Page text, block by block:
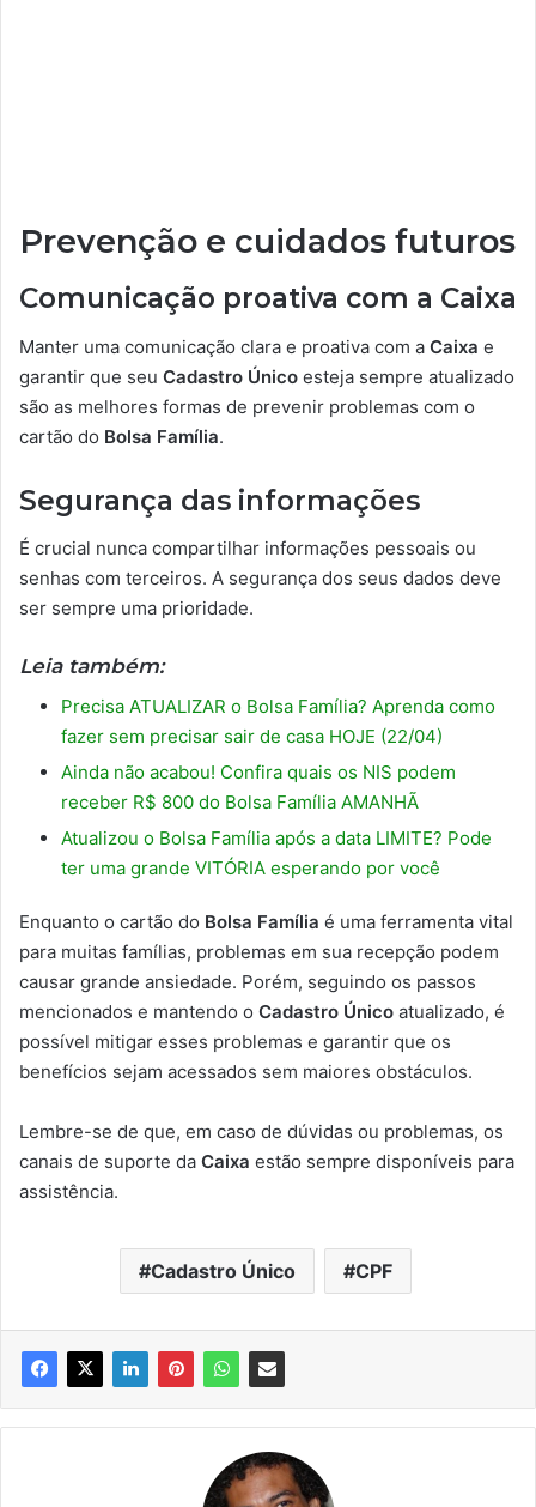
Prevenção e cuidados futuros
Comunicação proativa com a Caixa
Manter uma comunicação clara e proativa com a Caixa e
garantir que seu Cadastro Único esteja sempre atualizado
são as melhores formas de prevenir problemas com o
cartão do Bolsa Família.
Segurança das informações
É crucial nunca compartilhar informações pessoais ou
senhas com terceiros. A segurança dos seus dados deve
ser sempre uma prioridade.
Leia também:
Precisa ATUALIZAR o Bolsa Família? Aprenda como
fazer sem precisar sair de casa HOJE (22/04)
Ainda não acabou! Confira quais os NIS podem
receber R$ 800 do Bolsa Família AMANHÃ
Atualizou o Bolsa Família após a data LIMITE? Pode
ter uma grande VITÓRIA esperando por você
Enquanto o cartão do Bolsa Família é uma ferramenta vital
para muitas famílias, problemas em sua recepção podem
causar grande ansiedade. Porém, seguindo os passos
mencionados e mantendo o Cadastro Único atualizado, é
possível mitigar esses problemas e garantir que os
benefícios sejam acessados sem maiores obstáculos.
Lembre-se de que, em caso de dúvidas ou problemas, os
canais de suporte da Caixa estão sempre disponíveis para
assistência.
Cadastro Único CPF